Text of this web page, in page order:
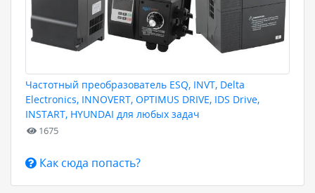
Частотный преобразователь ESQ, INVT, Delta
Electronics, INNOVERT, OPTIMUS DRIVE, IDS Drive,
INSTART, HYUNDAI для любых задач
1675
Как сюда попасть?